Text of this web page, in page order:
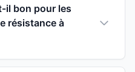
il bon pour les
résistance à